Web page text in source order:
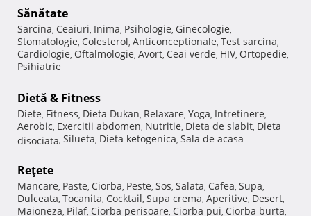
Sănătate
Sarcina, Ceaiuri, Inima, Psihologie, Ginecologie,
Stomatologie, Colesterol, Anticonceptionale, Test sarcina,
Cardiologie, Oftalmologie, Avort, Ceai verde, HIV, Ortopedie,
Psihiatrie
Dietă & Fitness
Diete, Fitness, Dieta Dukan, Relaxare, Yoga, Intretinere,
Aerobic, Exercitii abdomen, Nutritie, Dieta de slabit, Dieta
disociata, Silueta, Dieta ketogenica, Sala de acasa
Reţete
Mancare, Paste, Ciorba, Peste, Sos, Salata, Cafea, Supa,
Dulceata, Tocanita, Cocktail, Supa crema, Aperitive, Desert,
Maioneza, Pilaf, Ciorba perisoare, Ciorba pui, Ciorba burta,